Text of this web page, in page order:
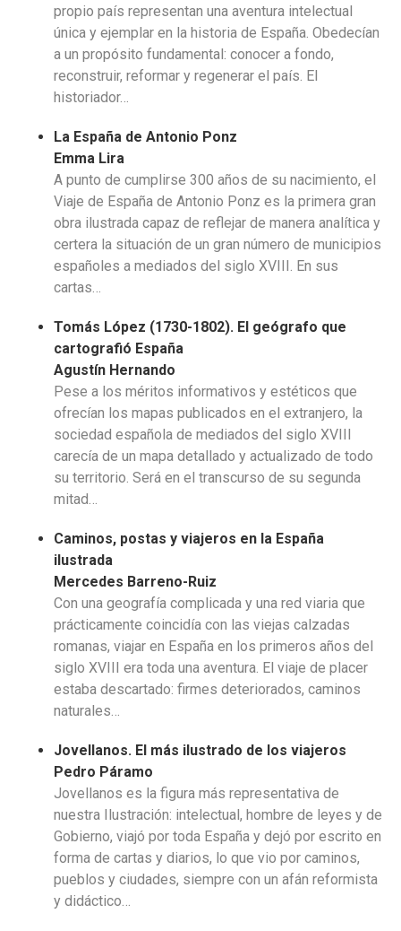
propio país representan una aventura intelectual
única y ejemplar en la historia de España. Obedecían
a un propósito fundamental: conocer a fondo,
reconstruir, reformar y regenerar el país. El
historiador…
La España de Antonio Ponz
Emma Lira
A punto de cumplirse 300 años de su nacimiento, el
Viaje de España de Antonio Ponz es la primera gran
obra ilustrada capaz de reflejar de manera analítica y
certera la situación de un gran número de municipios
españoles a mediados del siglo XVIII. En sus
cartas…
Tomás López (1730-1802). El geógrafo que
cartografió España
Agustín Hernando
Pese a los méritos informativos y estéticos que
ofrecían los mapas publicados en el extranjero, la
sociedad española de mediados del siglo XVIII
carecía de un mapa detallado y actualizado de todo
su territorio. Será en el transcurso de su segunda
mitad…
Caminos, postas y viajeros en la España
ilustrada
Mercedes Barreno-Ruiz
Con una geografía complicada y una red viaria que
prácticamente coincidía con las viejas calzadas
romanas, viajar en España en los primeros años del
siglo XVIII era toda una aventura. El viaje de placer
estaba descartado: firmes deteriorados, caminos
naturales…
Jovellanos. El más ilustrado de los viajeros
Pedro Páramo
Jovellanos es la figura más representativa de
nuestra Ilustración: intelectual, hombre de leyes y de
Gobierno, viajó por toda España y dejó por escrito en
forma de cartas y diarios, lo que vio por caminos,
pueblos y ciudades, siempre con un afán reformista
y didáctico…